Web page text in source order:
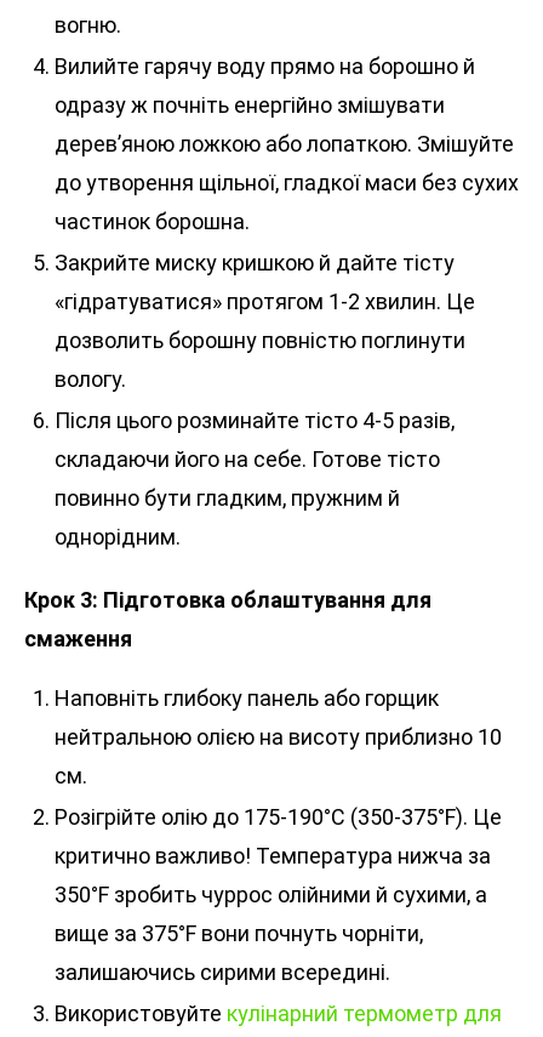
вогню.
Вилийте гарячу воду прямо на борошно й
одразу ж почніть енергійно змішувати
дерев’яною ложкою або лопаткою. Змішуйте
до утворення щільної, гладкої маси без сухих
частинок борошна.
Закрийте миску кришкою й дайте тісту
«гідратуватися» протягом 1-2 хвилин. Це
дозволить борошну повністю поглинути
вологу.
Після цього розминайте тісто 4-5 разів,
складаючи його на себе. Готове тісто
повинно бути гладким, пружним й
однорідним.
Крок 3: Підготовка облаштування для
смаження
Наповніть глибоку панель або горщик
нейтральною олією на висоту приблизно 10
см.
Розігрійте олію до 175-190°C (350-375°F). Це
критично важливо! Температура нижча за
350°F зробить чуррос олійними й сухими, а
вище за 375°F вони почнуть чорніти,
залишаючись сирими всередині.
Використовуйте кулінарний термометр для